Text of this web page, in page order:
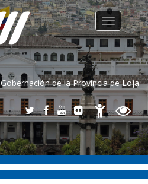
Gobernación de la Provincia de Loja
Toggle
navigation